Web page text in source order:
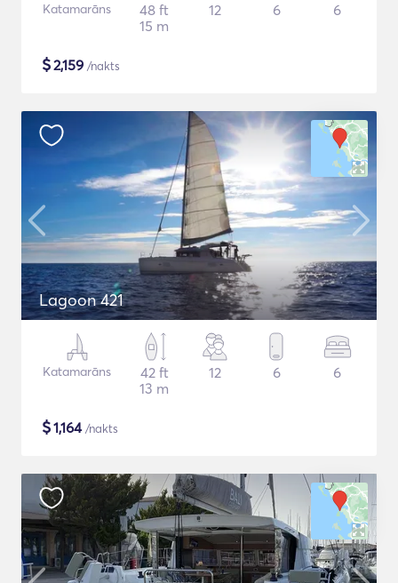
Katamarāns
48 ft
15 m
12 6 6
$2,159 /nakts
Lagoon 421
Katamarāns
42 ft
13 m
12 6 6
$1,164/nakts